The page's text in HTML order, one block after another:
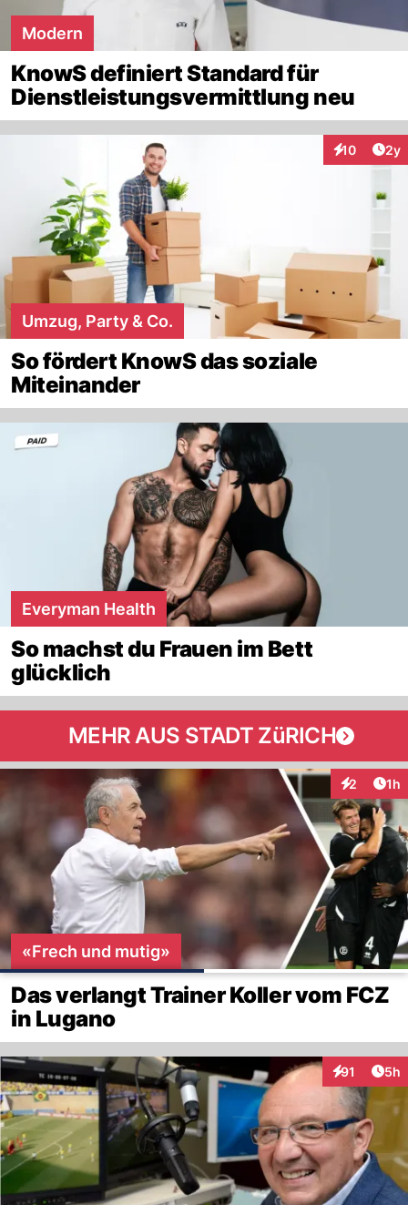
Modern
KnowS definiert Standard für
Dienstleistungsvermittlung neu
10 2y
Umzug, Party & Co.
So fördert KnowS das soziale
Miteinander
Everyman Health
So machst du Frauen im Bett
glücklich
MEHR AUS STADT ZüRICH
2 1h
«Frech und mutig»
Das verlangt Trainer Koller vom FCZ
in Lugano
91
Interaktionen
5h